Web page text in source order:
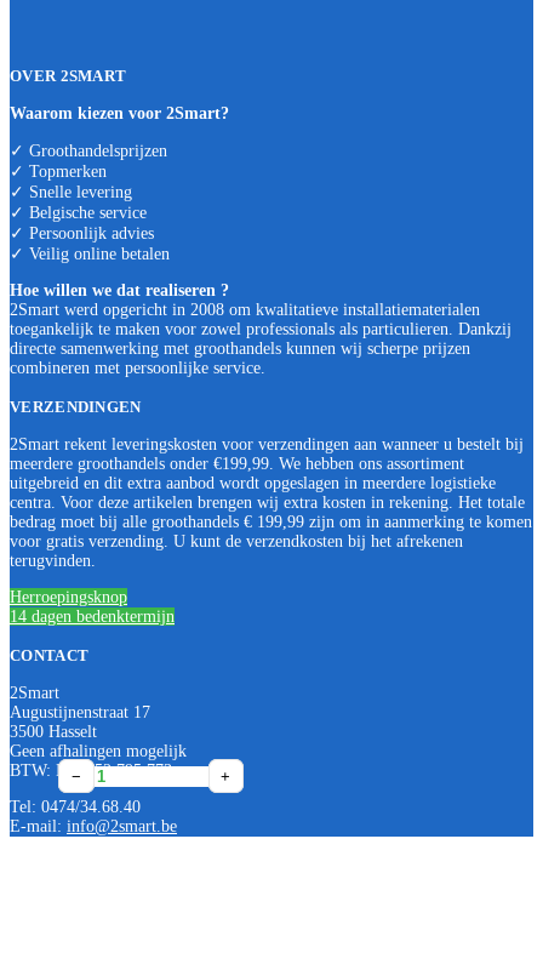
−
ABB
Vynckier
aansluitmodule
25S60
+
−
ABB
Vynckier
Aansluitmodule
25D60
+
−
ABB
Vynckier
Koppelset
PG21
+
OVER 2SMART
Waarom kiezen voor 2Smart?
✓ Groothandelsprijzen
✓ Topmerken
✓ Snelle levering
✓ Belgische service
✓ Persoonlijk advies
✓ Veilig online betalen
Hoe willen we dat realiseren ?
2Smart werd opgericht in 2008 om kwalitatieve installatiematerialen
toegankelijk te maken voor zowel professionals als particulieren. Dankzij
directe samenwerking met groothandels kunnen wij scherpe prijzen
combineren met persoonlijke service.
VERZENDINGEN
2Smart rekent leveringskosten voor verzendingen aan wanneer u bestelt bij
meerdere groothandels onder €199,99. We hebben ons assortiment
uitgebreid en dit extra aanbod wordt opgeslagen in meerdere logistieke
centra. Voor deze artikelen brengen wij extra kosten in rekening. Het totale
bedrag moet bij alle groothandels € 199,99 zijn om in aanmerking te komen
voor gratis verzending. U kunt de verzendkosten bij het afrekenen
terugvinden.
Herroepingsknop
14 dagen bedenktermijn
CONTACT
2Smart
Augustijnenstraat 17
3500 Hasselt
Geen afhalingen mogelijk
BTW: BE0552 795 773
Tel: 0474/34.68.40
E-mail: info@2smart.be